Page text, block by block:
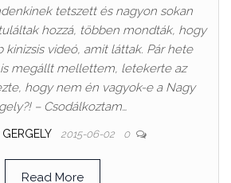
tetszett és nagyon sokan
hozzá, többen mondták, hogy
kinizsis videó, amit láttak. Pár hete
megállt mellettem, letekerte az
hogy nem én vagyok-e a Nagy
– Csodálkoztam…
2015-06-02 0
Read More